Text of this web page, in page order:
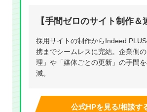
【手間ゼロのサイト制作＆
採用サイトの制作からIndeed
携までシームレスに完結。企業側
理」や「媒体ごとの更新」の手間
減。
公式HPを見る/相談す